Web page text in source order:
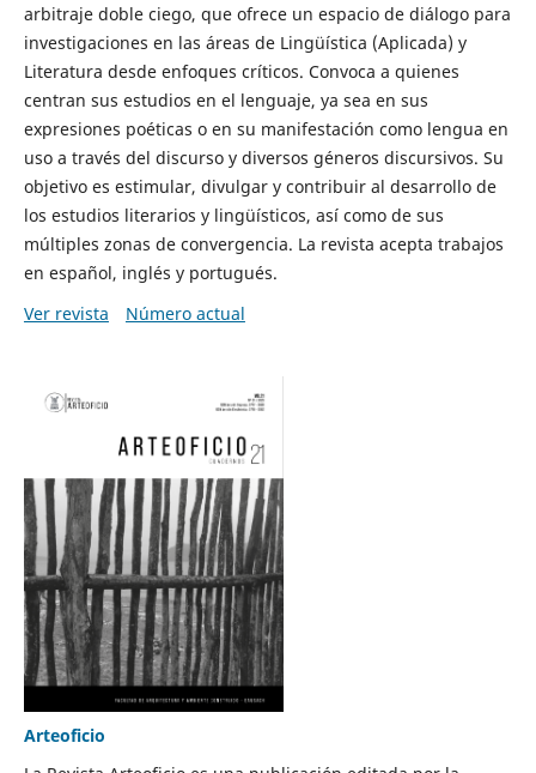
arbitraje doble ciego, que ofrece un espacio de diálogo para
investigaciones en las áreas de Lingüística (Aplicada) y
Literatura desde enfoques críticos. Convoca a quienes
centran sus estudios en el lenguaje, ya sea en sus
expresiones poéticas o en su manifestación como lengua en
uso a través del discurso y diversos géneros discursivos. Su
objetivo es estimular, divulgar y contribuir al desarrollo de
los estudios literarios y lingüísticos, así como de sus
múltiples zonas de convergencia. La revista acepta trabajos
en español, inglés y portugués.
Ver revista
Número actual
Arteoficio